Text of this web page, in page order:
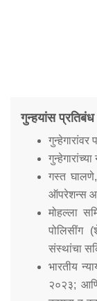
Online
Police
Right
GRAS
गुन्हयांस प्रतिबंध
गस्त घालणे,
ऑपरेशन्स
मोहल्ला
पोलिसींग
संस्थांचा
भारतीय
२०२३;